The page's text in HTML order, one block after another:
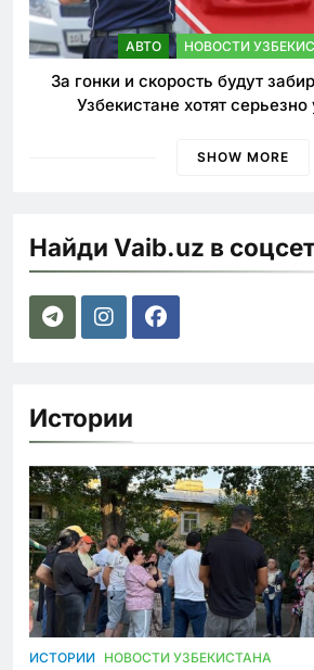
АВТО НОВОСТИ
За гонки и скорость будут
Узбекистане хотят
SHOW MORE
Найди Vaib.uz в
Истории
ИСТОРИИ НОВОСТИ УЗБЕКИСТАНА